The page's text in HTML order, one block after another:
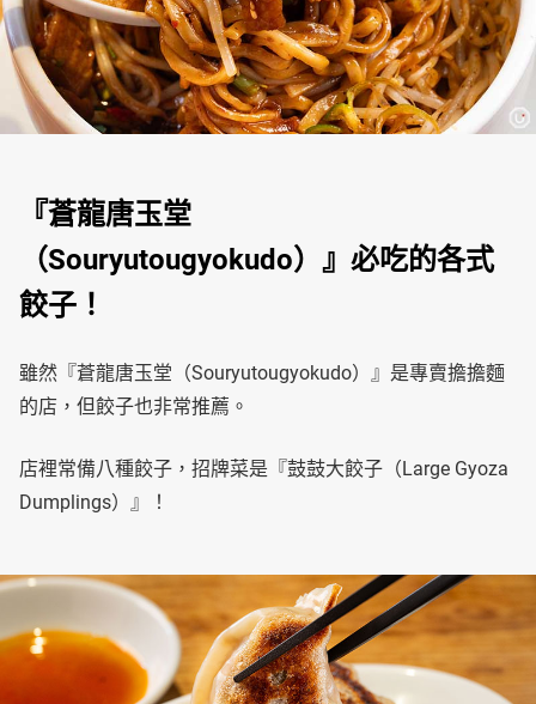
『蒼龍唐玉堂
（Souryutougyokudo）』必吃的各式
餃子！
雖然『蒼龍唐玉堂（Souryutougyokudo）』是專賣擔擔麵
的店，但餃子也非常推薦。
店裡常備八種餃子，招牌菜是『鼓鼓大餃子（Large Gyoza
Dumplings）』！